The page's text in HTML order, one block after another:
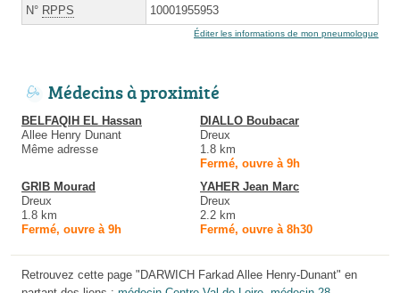
N° RPPS 10001955953
Éditer les informations de mon pneumologue
Médecins à proximité
BELFAQIH EL Hassan
Allee Henry Dunant
Même adresse
DIALLO Boubacar
Dreux
1.8 km
Fermé, ouvre à 9h
GRIB Mourad
Dreux
1.8 km
Fermé, ouvre à 9h
YAHER Jean Marc
Dreux
2.2 km
Fermé, ouvre à 8h30
Retrouvez cette page "DARWICH Farkad Allee Henry-Dunant" en